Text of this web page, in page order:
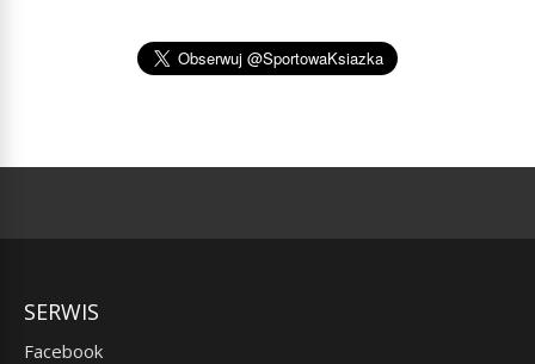
SERWIS
Facebook